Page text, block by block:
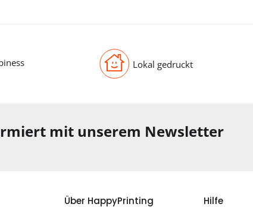
Lokal gedruckt
mit unserem Newsletter
Über HappyPrinting Hilfe